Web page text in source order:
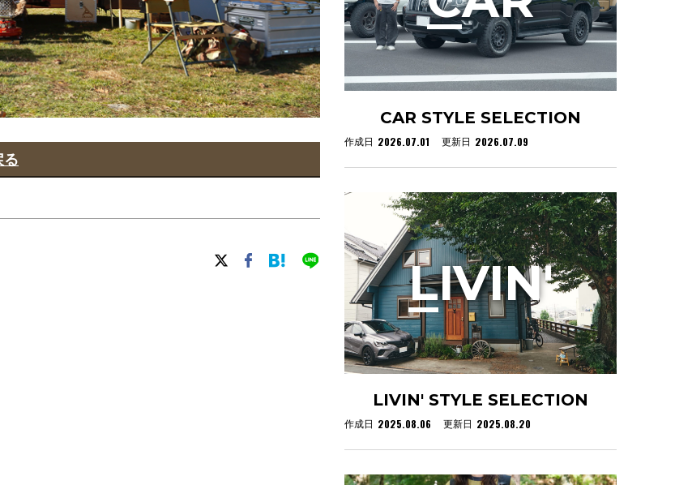
CAR STYLE SELECTION
作成日 2026.07.01 更新日 2026.07.09
LIVIN' STYLE SELECTION
作成日 2025.08.06 更新日 2025.08.20
LIVIN'